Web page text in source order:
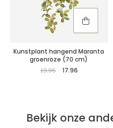
Kunstplant hangend Maranta
groenroze (70 cm)
19,95 17.96
Bekijk onze